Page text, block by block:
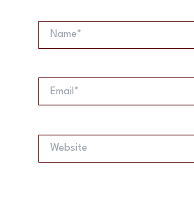
Name*
Email*
Website